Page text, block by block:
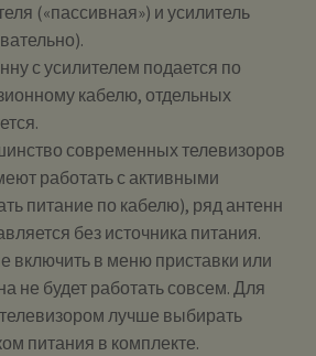
(«пассивная») и усилитель
с усилителем подается по
кабелю, отдельных
современных телевизоров
работать с активными
питание по кабелю), ряд антенн
без источника питания.
включить в меню приставки или
не будет работать совсем. Для
лучше выбирать
питания в комплекте.